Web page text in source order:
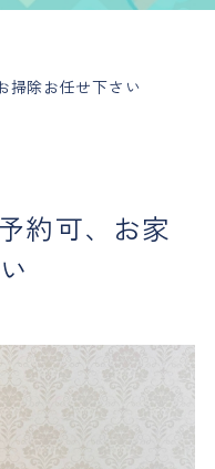
掃除お任せ下さい
約可、お家